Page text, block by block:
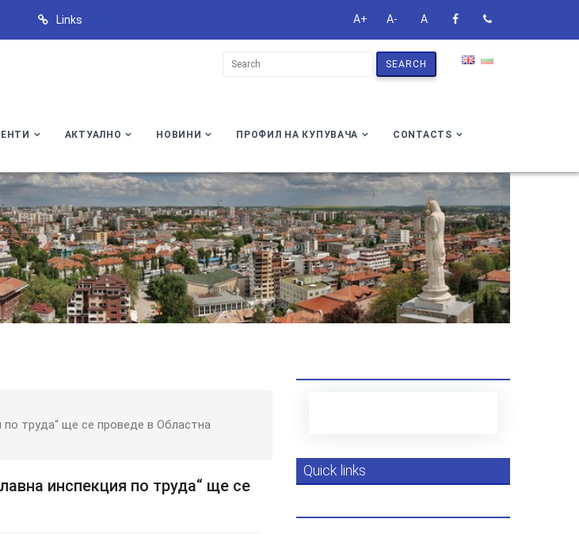
Links A+ A- A
SEARCH
АКТУАЛНО НОВИНИ ПРОФИЛ НА КУПУВАЧА CONTACTS
по труда“ ще се проведе в Областна
инспекция по труда“ ще се
Quick links